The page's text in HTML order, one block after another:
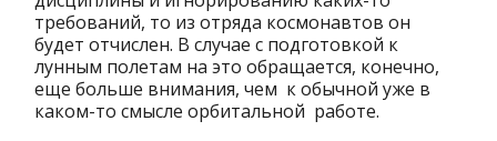
требований, то из отряда космонавтов он
будет отчислен. В случае с подготовкой к
лунным полетам на это обращается, конечно,
еще больше внимания, чем к обычной уже в
каком-то смысле орбитальной работе.